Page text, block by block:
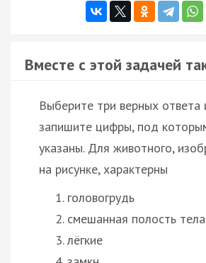
Вместе с этой задачей
Выберите три верных ответа
запишите цифры, под
указаны. Для животного,
на рисунке, характерны
головогрудь
смешанная полость тела
лёгкие